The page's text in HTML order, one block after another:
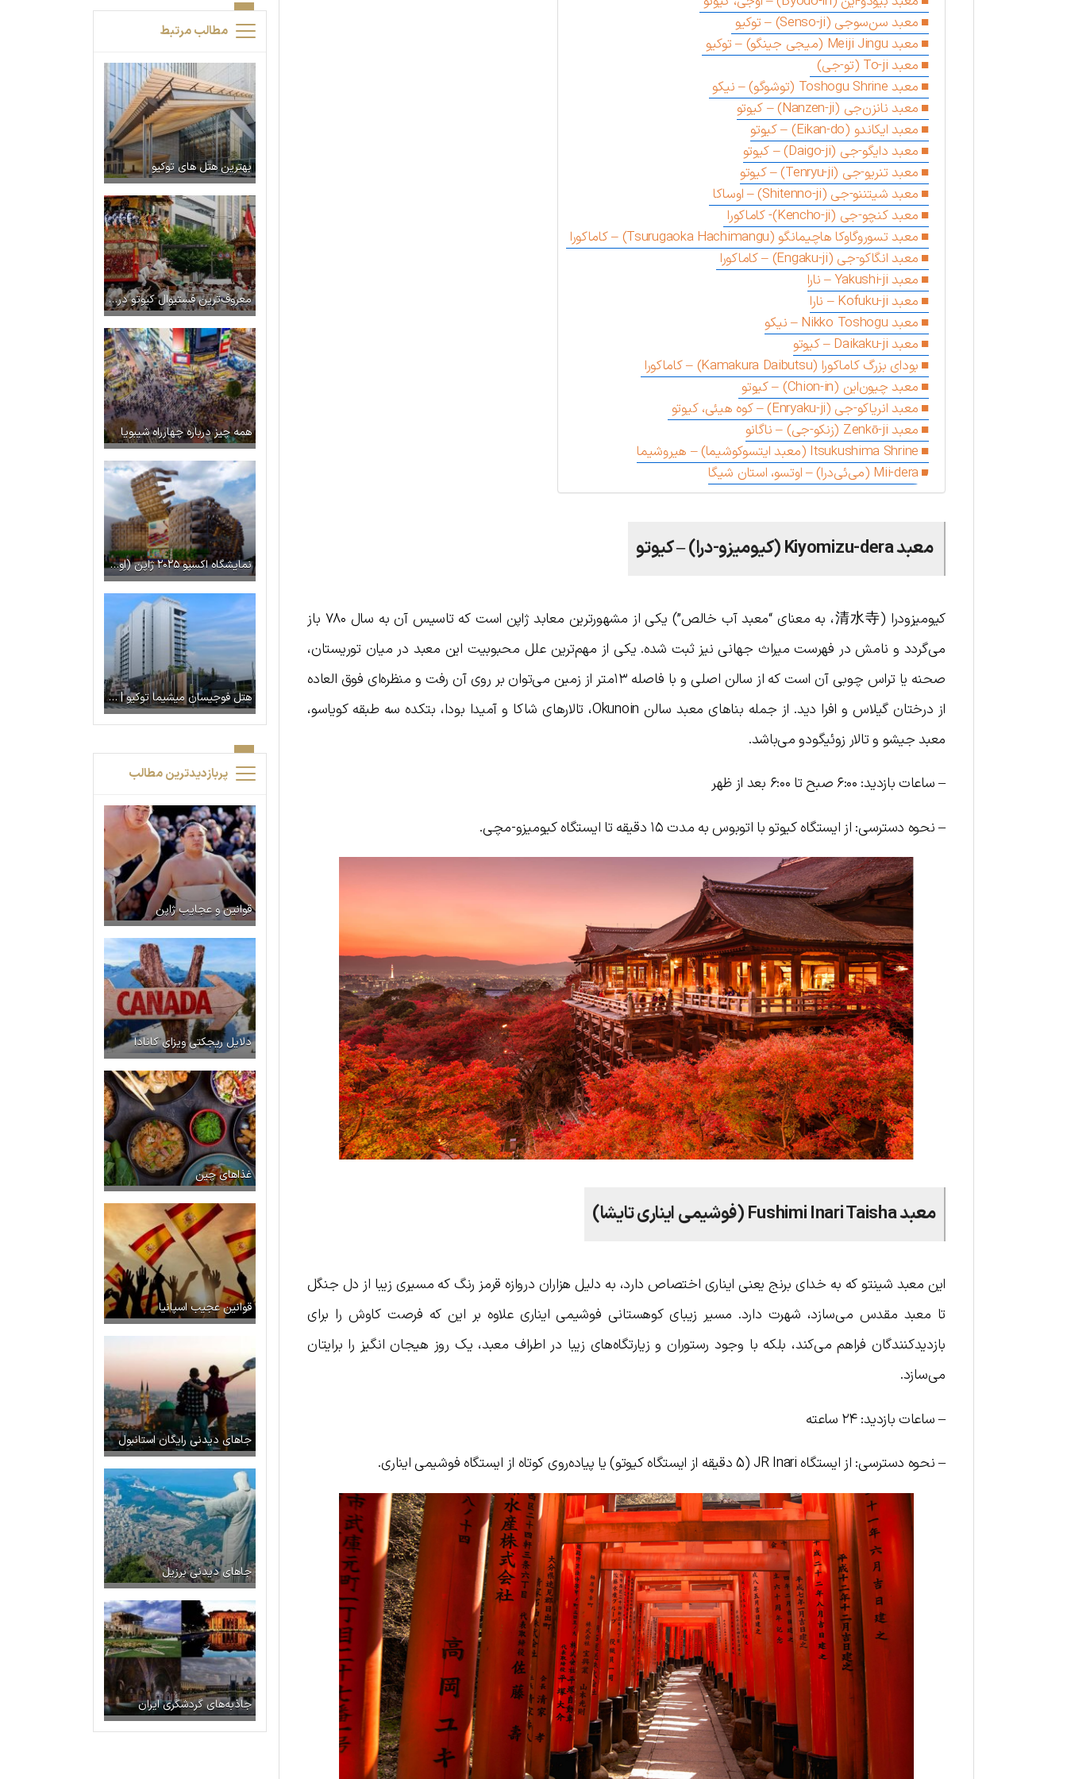
معبد سن‌سوجی (Senso-ji) – توکیو
معبد Meiji Jingu (میجی جینگو) – توکیو
معبد To-ji (تو-جی)
معبد Toshogu Shrine (توشوگو) – نیکو
معبد نانزن‌جی (Nanzen-ji) – کیوتو
معبد ایکاندو (Eikan-do) – کیوتو
معبد دایگو-جی (Daigo-ji) – کیوتو
معبد تنریو-جی (Tenryu-ji) – کیوتو
معبد شیتننو-جی (Shitenno-ji) – اوساکا
معبد کنچو-جی (Kencho-ji)- کاماکورا
معبد تسوروگاوکا هاچیمانگو (Tsurugaoka Hachimangu) – کاماکورا
معبد انگاکو-جی (Engaku-ji) – کاماکورا
معبد Yakushi-ji – نارا
معبد Kofuku-ji – نارا
معبد Nikko Toshogu – نیکو
معبد Daikaku-ji – کیوتو
بودای بزرگ کاماکورا (Kamakura Daibutsu) – کاماکورا
معبد چیون‌این (Chion-in) – کیوتو
معبد انریاکو-جی (Enryaku-ji) – کوه هیئی، کیوتو
معبد Zenkō-ji (زنکو-جی) – ناگانو
Itsukushima Shrine (معبد ایتسوکوشیما) – هیروشیما
Mii-dera (می‌ئی‌درا) – اوتسو، استان شیگا
معبد Kiyomizu-dera (کیومیزو-درا) – کیوتو
کیومیزودرا (清水寺، به معنای “معبد آب خالص”) یکی از مشهورترین معابد ژاپن است که تاسیس آن به سال ۷۸۰ باز
می‌گردد و نامش در فهرست میراث جهانی نیز ثبت شده. یکی از مهم‌ترین علل محبوبیت این معبد در میان توریستان،
صحنه یا تراس چوبی‌ آن است که از سالن اصلی و با فاصله ۱۳متر از زمین می‌توان بر روی آن رفت و منظره‌ای فوق العاده
از درختان گیلاس و افرا دید. از جمله بناهای معبد سالن Okunoin، تالارهای شاکا و آمیدا بودا، بتکده سه طبقه کویاسو،
معبد جیشو و تالار زوئیگودو می‌باشد.
– ساعات بازدید: ۶:۰۰ صبح تا ۶:۰۰ بعد از ظهر
– نحوه دسترسی: از ایستگاه کیوتو با اتوبوس به مدت ۱۵ دقیقه تا ایستگاه کیومیزو-مچی.
معبد Fushimi Inari Taisha (فوشیمی ایناری تایشا)
این معبد شینتو که به خدای برنج یعنی ایناری اختصاص دارد، به دلیل هزاران دروازه قرمز رنگ که مسیری زیبا از دل جنگل
تا معبد مقدس می‌سازد، شهرت دارد. مسیر زیبای کوهستانی فوشیمی ایناری علاوه بر این که فرصت کاوش را برای
بازدیدکنندگان فراهم می‌کند، بلکه با وجود رستوران و زیارتگاه‌های زیبا در اطراف معبد، یک روز هیجان انگیز را برایتان
می‌سازد.
– ساعات بازدید: ۲۴ ساعته
– نحوه دسترسی: از ایستگاه JR Inari (5 دقیقه از ایستگاه کیوتو) یا پیاده‌روی کوتاه از ایستگاه فوشیمی ایناری.
مطالب مرتبط
بهترین هتل های توکیو
معروف‌ترین فستیوال‌ کیوتو در ماه ژوئیه – گیون ماتسوری (Gion Matsuri)
همه چیز درباره چهارراه شیبویا
نمایشگاه اکسپو ۲۰۲۵ ژاپن (اوساکا) | بزرگترین رویداد جهانی
هتل فوجیسان میشیما توکیو | هزینه، امکانات و تصاویر
پربازدیدترین مطالب
قوانین و عجایب ژاپن
دلایل ریجکتی ویزای کانادا
غذاهای چین
قوانین عجیب اسپانیا
جاهای دیدنی رایگان استانبول
جاهای دیدنی برزیل
جاذبه‌های گردشگری ایران